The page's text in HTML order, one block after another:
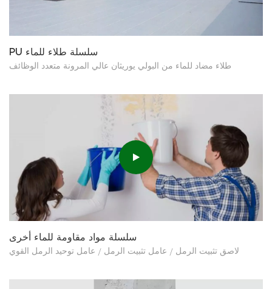
PU سلسلة طلاء للماء
طلاء مضاد للماء من البولي يوريثان عالي المرونة متعدد الوظائف
سلسلة مواد مقاومة للماء أخرى
لاصق تثبيت الرمل / عامل تثبيت الرمل / عامل توحيد الرمل القوي